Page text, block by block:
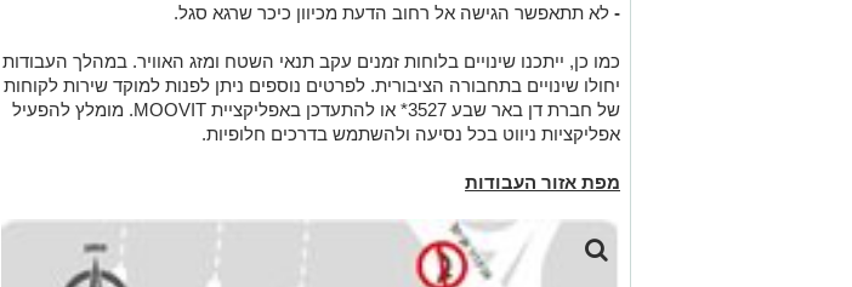
- לא תתאפשר הגישה אל רחוב הדעת מכיוון כיכר שרגא סגל.
כמו כן, ייתכנו שינויים בלוחות זמנים עקב תנאי השטח ומזג האוויר. במהלך העבודות
יחולו שינויים בתחבורה הציבורית. לפרטים נוספים ניתן לפנות למוקד שירות לקוחות
של חברת דן באר שבע 3527* או להתעדכן באפליקציית MOOVIT. מומלץ להפעיל
אפליקציות ניווט בכל נסיעה ולהשתמש בדרכים חלופיות.
מפת אזור העבודות